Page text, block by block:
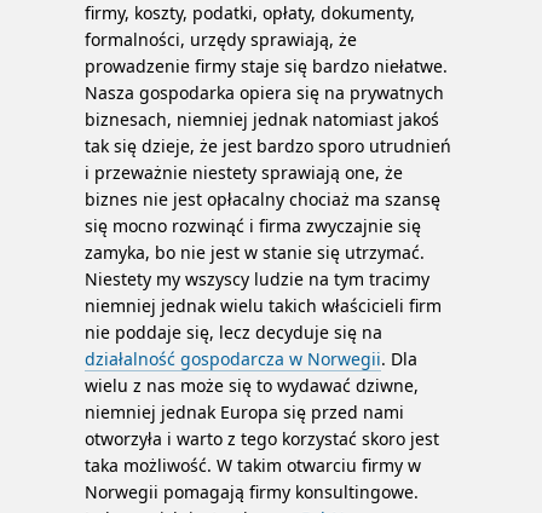
firmy, koszty, podatki, opłaty, dokumenty,
formalności, urzędy sprawiają, że
prowadzenie firmy staje się bardzo niełatwe.
Nasza gospodarka opiera się na prywatnych
biznesach, niemniej jednak natomiast jakoś
tak się dzieje, że jest bardzo sporo utrudnień
i przeważnie niestety sprawiają one, że
biznes nie jest opłacalny chociaż ma szansę
się mocno rozwinąć i firma zwyczajnie się
zamyka, bo nie jest w stanie się utrzymać.
Niestety my wszyscy ludzie na tym tracimy
niemniej jednak wielu takich właścicieli firm
nie poddaje się, lecz decyduje się na
działalność gospodarcza w Norwegii. Dla
wielu z nas może się to wydawać dziwne,
niemniej jednak Europa się przed nami
otworzyła i warto z tego korzystać skoro jest
taka możliwość. W takim otwarciu firmy w
Norwegii pomagają firmy konsultingowe.